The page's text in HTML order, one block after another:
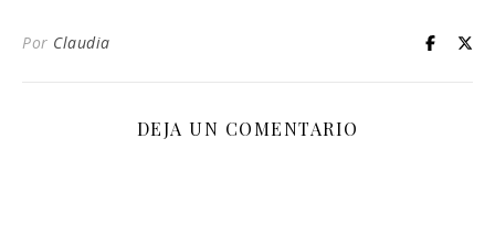
Por Claudia
DEJA UN COMENTARIO